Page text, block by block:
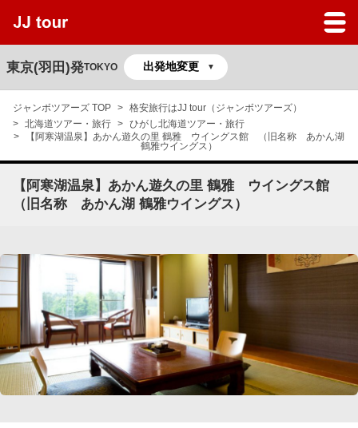
東京(羽田)発TOKYO
JJツアーのサービスガイド
よくある質問
予約の確認
ジャンボツアーズ TOP
格安旅行はJJ tour（ジャンボツアーズ）
北海道ツアー・旅行
ひがし北海道ツアー・旅行
【阿寒湖温泉】あかん遊久の里 鶴雅 ウイングス館 （旧名称 あかん湖
鶴雅ウイングス）
【阿寒湖温泉】あかん遊久の里 鶴雅 ウイングス館
（旧名称 あかん湖 鶴雅ウイングス）